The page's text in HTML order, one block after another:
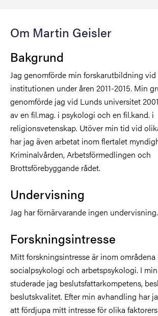
Om Martin Geisler
Bakgrund
Jag genomförde min forskarutbildning
institutionen under åren 2011-2015. Min
genomförde jag vid Lunds universitet
av en fil.mag. i psykologi och en fil.kand. i
religionsvetenskap. Utöver min tid vid
har jag även arbetat inom flertalet
Kriminalvården, Arbetsförmedlingen och
Brottsförebyggande rådet.
Undervisning
Jag har förnärvarande ingen undervisning.
Forskningsintresse
Mitt forskningsintresse är inom
socialpsykologi och arbetspsykologi. I
studerade jag beslutsfattarkompetens,
beslutskvalitet. Efter min avhandling har
att fördjupa mitt intresse för olika